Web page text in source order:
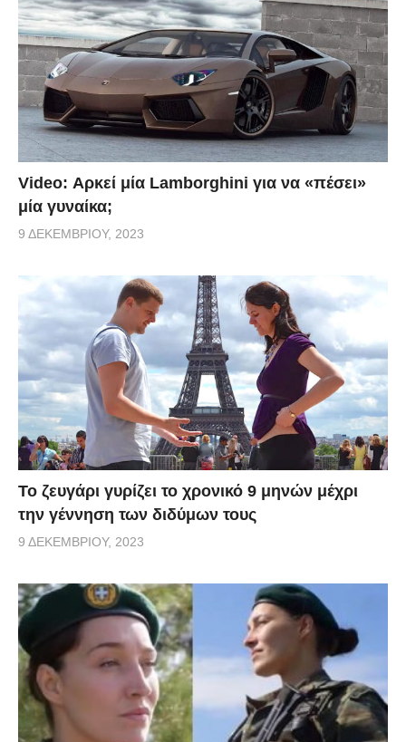
Video: Αρκεί μία Lamborghini για να «πέσει»
μία γυναίκα;
9 ΔΕΚΕΜΒΡΊΟΥ, 2023
Το ζευγάρι γυρίζει το χρονικό 9 μηνών μέχρι
την γέννηση των διδύμων τους
9 ΔΕΚΕΜΒΡΊΟΥ, 2023